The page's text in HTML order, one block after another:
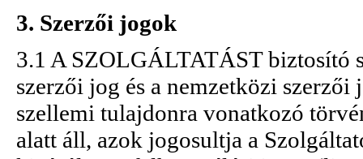
3. Szerzői jogok
3.1 A SZOLGÁLTATÁST biztosító
szerzői jog és a nemzetközi
szellemi tulajdonra vonatkozó
alatt áll, azok jogosultja a